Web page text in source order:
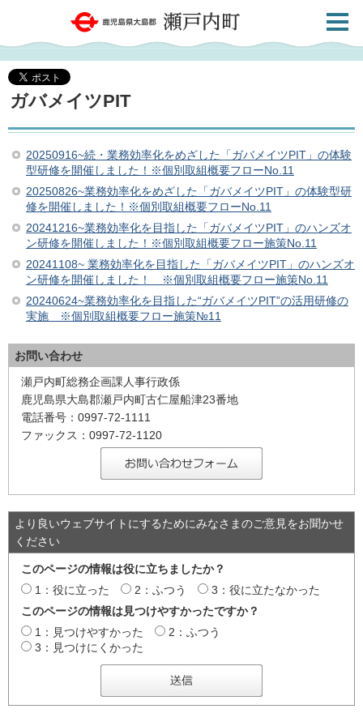
鹿児島県大島郡 瀬戸内町
共通メ
ガバメイツPIT
20250916~続・業務効率化をめざした「ガバメイツPIT」の体験
型研修を開催しました！※個別取組概要フローNo.11
20250826~業務効率化をめざした「ガバメイツPIT」の体験型研
修を開催しました！※個別取組概要フローNo.11
20241216~業務効率化を目指した「ガバメイツPIT」のハンズオ
ン研修を開催しました！※個別取組概要フロー施策No.11
20241108~ 業務効率化を目指した「ガバメイツPIT」のハンズオ
ン研修を開催しました！ ※個別取組概要フロー施策No.11
20240624~業務効率化を目指した“ガバメイツPIT”の活用研修の
実施 ※個別取組概要フロー施策№11
お問い合わせ
瀬戸内町総務企画課人事行政係
鹿児島県大島郡瀬戸内町古仁屋船津23番地
電話番号：0997-72-1111
ファックス：0997-72-1120
より良いウェブサイトにするためにみなさまのご意見をお聞かせ
ください
このページの情報は役に立ちましたか？
1：役に立った
2：ふつう
3：役に立たなかった
このページの情報は見つけやすかったですか？
1：見つけやすかった
2：ふつう
3：見つけにくかった